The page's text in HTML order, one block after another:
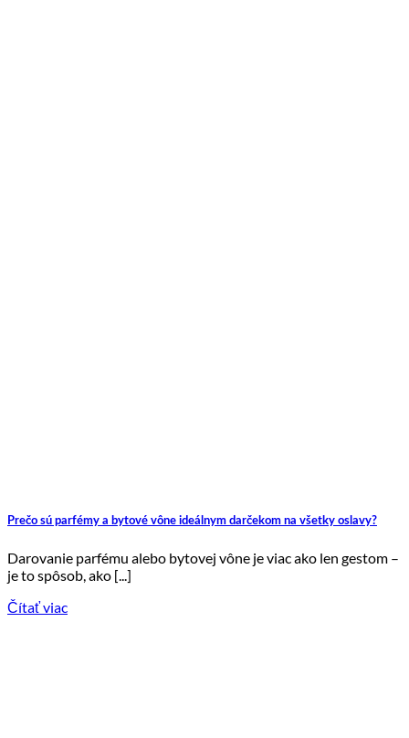
Prečo sú parfémy a bytové vône ideálnym darčekom na všetky oslavy?
Darovanie parfému alebo bytovej vône je viac ako len gestom –
je to spôsob, ako [...]
Čítať viac